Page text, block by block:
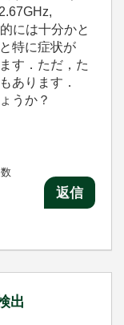
には十分かと
特に症状が
す．ただ，た
あります．
うか？
返信
出